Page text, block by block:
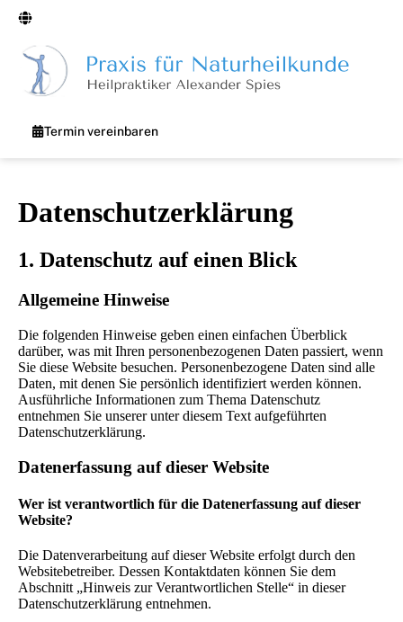
Termin vereinbaren
Datenschutz­erklärung
1. Datenschutz auf einen Blick
Allgemeine Hinweise
Die folgenden Hinweise geben einen einfachen Überblick
darüber, was mit Ihren personenbezogenen Daten passiert, wenn
Sie diese Website besuchen. Personenbezogene Daten sind alle
Daten, mit denen Sie persönlich identifiziert werden können.
Ausführliche Informationen zum Thema Datenschutz
entnehmen Sie unserer unter diesem Text aufgeführten
Datenschutzerklärung.
Datenerfassung auf dieser Website
Wer ist verantwortlich für die Datenerfassung auf dieser
Website?
Die Datenverarbeitung auf dieser Website erfolgt durch den
Websitebetreiber. Dessen Kontaktdaten können Sie dem
Abschnitt „Hinweis zur Verantwortlichen Stelle“ in dieser
Datenschutzerklärung entnehmen.